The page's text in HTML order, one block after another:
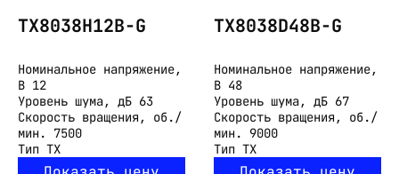
TX8038H12B-G
Номинальное напряжение,
В 12
Уровень шума, дБ 63
Скорость вращения, об./
мин.
7500
Тип TX
TX8038D48B-G
Номинальное напряжение,
В 48
Уровень шума, дБ 67
Скорость вращения, об./
мин.
9000
Тип TX